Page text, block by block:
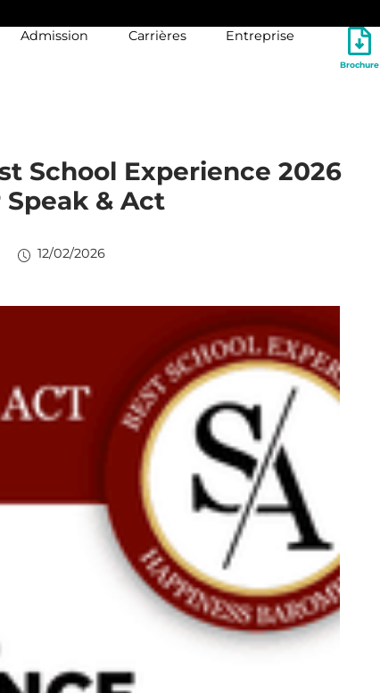
Admission Carrières Entreprise
Brochure
School Experience 2026
Speak & Act
12/02/2026